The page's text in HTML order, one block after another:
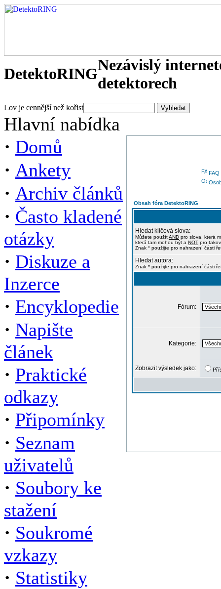
DetektoRINGNezávislý
detektorech
Lov je cennější než kořist
Hlavní nabídka
· Domů
· Ankety
· Archiv článků
· Často kladené
otázky
· Diskuze a
Inzerce
· Encyklopedie
· Napište
článek
· Praktické
odkazy
· Připomínky
· Seznam
uživatelů
· Soubory ke
stažení
· Soukromé
vzkazy
· Statistiky
FAQ
Obsah fóra DetektoRING
Hledat klíčová slova:
Můžete použítAND pro slova, která
která tam mohou být a NOT pro
Znak * použijte pro nahrazení části
Hledat autora:
Znak * použijte pro nahrazení části
Fórum:
Kategorie:
Zobrazit výsledek jako: